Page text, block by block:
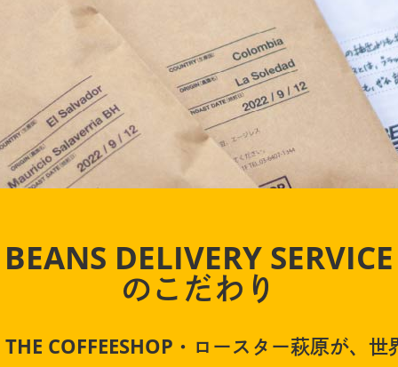
BEANS DELIVERY SERVICE
のこだわり
THE COFFEESHOP・ロースター萩原が、